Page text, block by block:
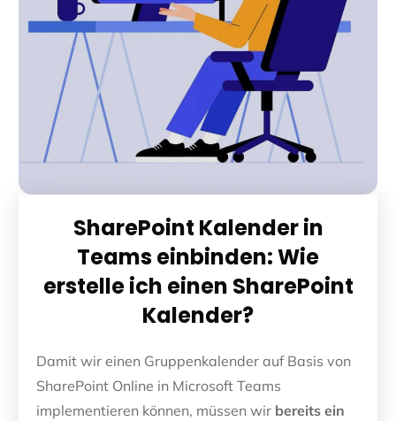
SharePoint Kalender in
Teams einbinden: Wie
erstelle ich einen SharePoint
Kalender?
Damit wir einen Gruppenkalender auf Basis von
SharePoint Online in Microsoft Teams
implementieren können, müssen wir bereits ein